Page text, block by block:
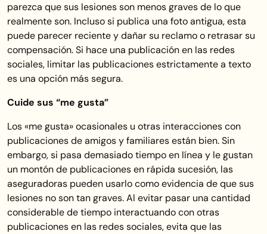
parezca que sus lesiones son menos graves de lo que
realmente son. Incluso si publica una foto antigua, esta
puede parecer reciente y dañar su reclamo o retrasar su
compensación. Si hace una publicación en las redes
sociales, limitar las publicaciones estrictamente a texto
es una opción más segura.
Cuide sus “me gusta”
Los «me gusta» ocasionales u otras interacciones con
publicaciones de amigos y familiares están bien. Sin
embargo, si pasa demasiado tiempo en línea y le gustan
un montón de publicaciones en rápida sucesión, las
aseguradoras pueden usarlo como evidencia de que sus
lesiones no son tan graves. Al evitar pasar una cantidad
considerable de tiempo interactuando con otras
publicaciones en las redes sociales, evita que las